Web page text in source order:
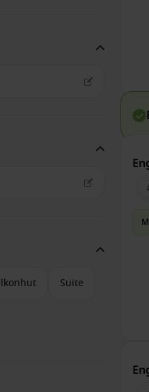
Suite